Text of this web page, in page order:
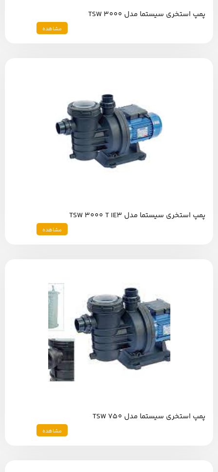
پمپ استخری سیستما مدل TSW 3000
مشاهده
پمپ استخری سیستما مدل TSW 3000 T IE3
مشاهده
پمپ استخری سیستما مدل TSW 750
مشاهده